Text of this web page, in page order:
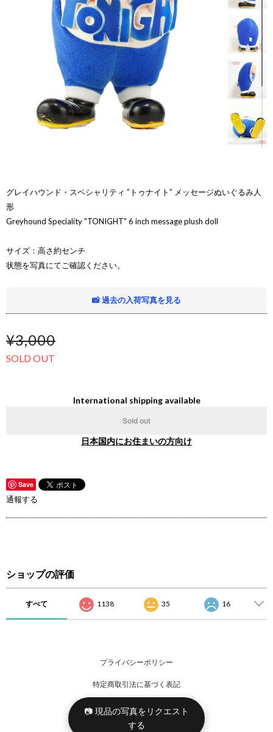
グレイハウンド・スペシャリティ ”トゥナイト” メッセージぬいぐるみ人
形
Greyhound Speciality "TONIGHT" 6 inch message plush doll
サイズ：高さ約センチ
状態を写真にてご確認ください。
📸 過去の入荷写真を見る
¥3,000
SOLD OUT
International shipping available
Sold out
日本国内にお住まいの方向け
Save
通報する
ショップの評価
すべて 1138 35 16
プライバシーポリシー
特定商取引法に基づく表記
📷 現品の写真をリクエスト
する